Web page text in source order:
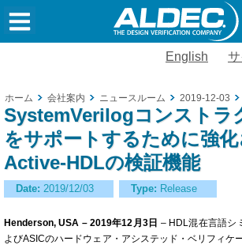
English
ホーム 会社案内 ニュースルーム 2019-12-03
SystemVerilogコンストラ
をサポートするために強
Active-HDLの検証機能
Date: 2019/12/03 Type: Release
Henderson, USA – 2019年12月3日 – HDL混在言語シ
よびASICのハードウェア・アシステッド・ベリフィケ